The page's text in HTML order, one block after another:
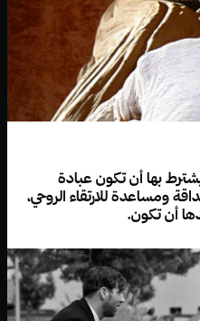
بها أن تكون عبادة
ومساعدة للارتقاء الروحي،
أن تكون.